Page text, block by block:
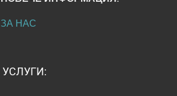
ЗА НАС
УСЛУГИ: